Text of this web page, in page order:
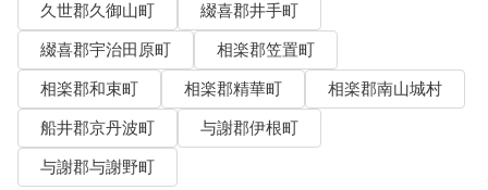
久世郡久御山町
綴喜郡井手町
綴喜郡宇治田原町
相楽郡笠置町
相楽郡和束町
相楽郡精華町
相楽郡南山城村
船井郡京丹波町
与謝郡伊根町
与謝郡与謝野町